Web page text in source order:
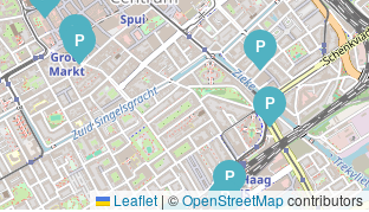
P
P P
P
P
P
P
Leaflet |©OpenStreetMapcontributors